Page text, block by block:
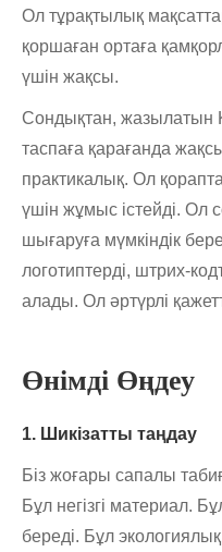
Ол тұрақтылық
қоршаған ортаға
үшін жақсы.
Сондықтан, жазылатын
таспаға қарағанда
практикалық. Ол
үшін жұмыс істейді. Ол
шығаруға мүмкіндік
логотиптерді, штрих-
алады. Ол әртүрлі
Өнімді Өңдеу
1. Шикізатты таңдау
Біз жоғары сапалы
Бұл негізгі материал.
береді. Бұл